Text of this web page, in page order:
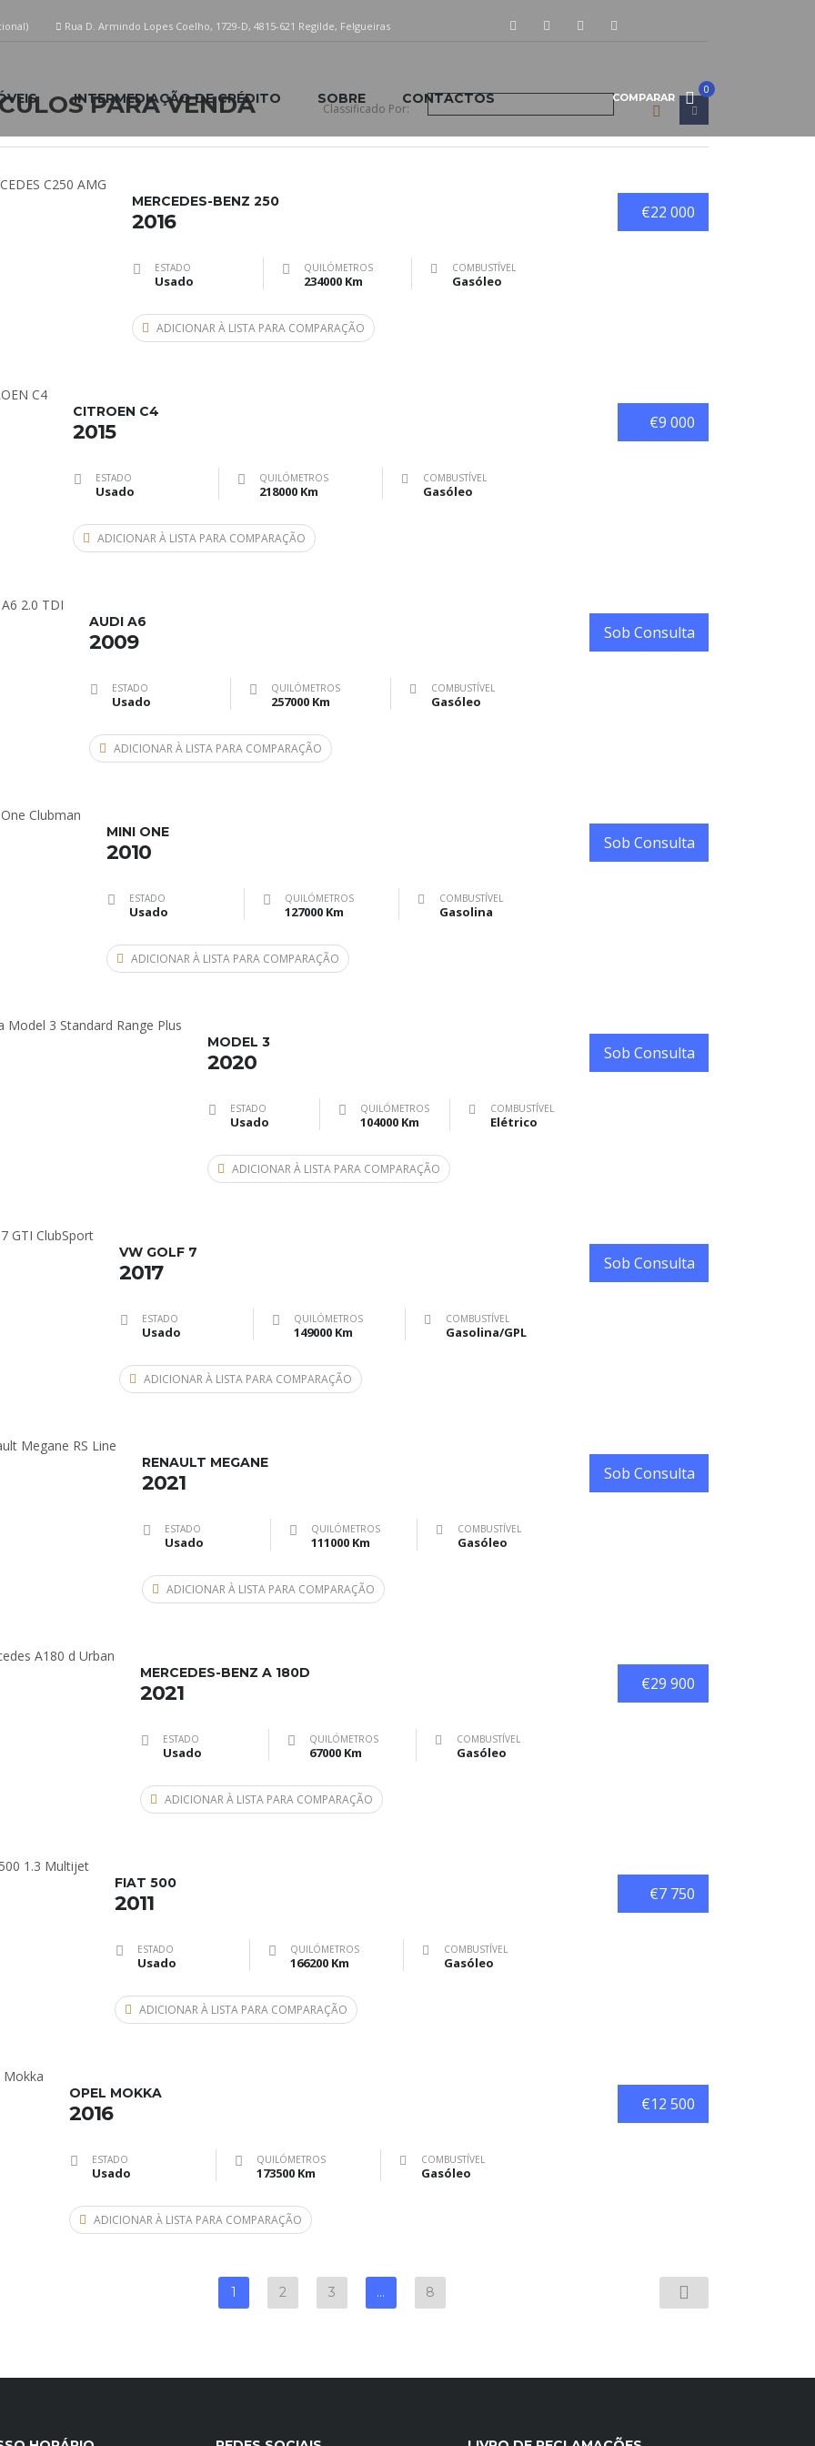
Rua D. Armindo Lopes Coelho, 1729-D, 4815-621 Regilde, Felgueiras
COMPARAR
0
INTERMEDIAÇÃO DE CRÉDITO SOBRE CONTACTOS
PARA VENDA Classificado Por:
€22 000
MERCEDES-BENZ 250
2016
ESTADO
Usado
QUILÓMETROS
234000 Km
COMBUSTÍVEL
Gasóleo
ADICIONAR À LISTA PARA COMPARAÇÃO
€9 000
CITROEN C4
2015
ESTADO
Usado
QUILÓMETROS
218000 Km
COMBUSTÍVEL
Gasóleo
ADICIONAR À LISTA PARA COMPARAÇÃO
Sob Consulta
AUDI A6
2009
ESTADO
Usado
QUILÓMETROS
257000 Km
COMBUSTÍVEL
Gasóleo
ADICIONAR À LISTA PARA COMPARAÇÃO
Sob Consulta
MINI ONE
2010
ESTADO
Usado
QUILÓMETROS
127000 Km
COMBUSTÍVEL
Gasolina
ADICIONAR À LISTA PARA COMPARAÇÃO
Sob Consulta
MODEL 3
2020
ESTADO
Usado
QUILÓMETROS
104000 Km
COMBUSTÍVEL
Elétrico
ADICIONAR À LISTA PARA COMPARAÇÃO
Sob Consulta
VW GOLF 7
2017
ESTADO
Usado
QUILÓMETROS
149000 Km
COMBUSTÍVEL
Gasolina/GPL
ADICIONAR À LISTA PARA COMPARAÇÃO
Sob Consulta
RENAULT MEGANE
2021
ESTADO
Usado
QUILÓMETROS
111000 Km
COMBUSTÍVEL
Gasóleo
ADICIONAR À LISTA PARA COMPARAÇÃO
€29 900
MERCEDES-BENZ A 180D
2021
ESTADO
Usado
QUILÓMETROS
67000 Km
COMBUSTÍVEL
Gasóleo
ADICIONAR À LISTA PARA COMPARAÇÃO
€7 750
FIAT 500
2011
ESTADO
Usado
QUILÓMETROS
166200 Km
COMBUSTÍVEL
Gasóleo
ADICIONAR À LISTA PARA COMPARAÇÃO
€12 500
OPEL MOKKA
2016
ESTADO
Usado
QUILÓMETROS
173500 Km
COMBUSTÍVEL
Gasóleo
ADICIONAR À LISTA PARA COMPARAÇÃO
1 2 3 … 8